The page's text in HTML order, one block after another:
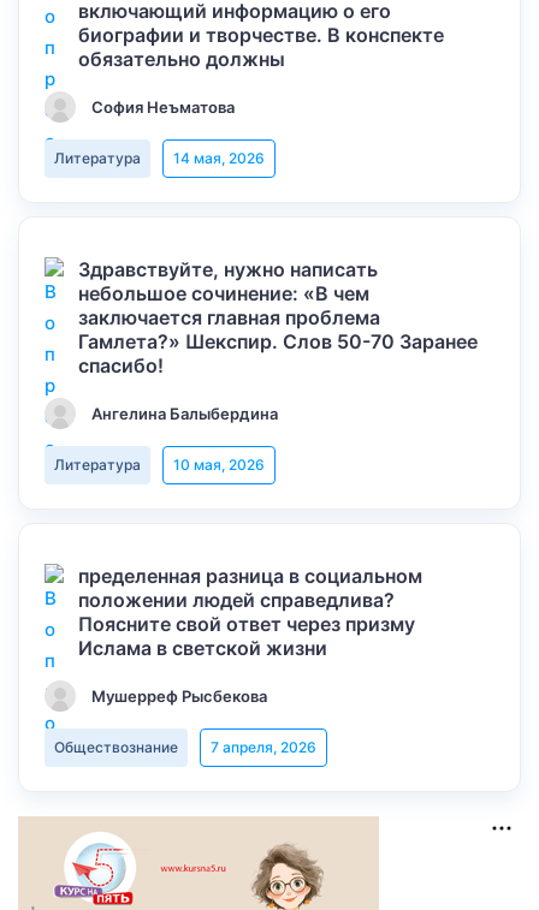
включающий информацию о его
биографии и творчестве. В конспекте
обязательно должны
София Неъматова
Литература 14 мая, 2026
Здравствуйте, нужно написать
небольшое сочинение: «В чем
заключается главная проблема
Гамлета?» Шекспир. Слов 50-70 Заранее
спасибо!
Ангелина Балыбердина
Литература 10 мая, 2026
пределенная разница в социальном
положении людей справедлива?
Поясните свой ответ через призму
Ислама в светской жизни
Мушерреф Рысбекова
Обществознание 7 апреля, 2026